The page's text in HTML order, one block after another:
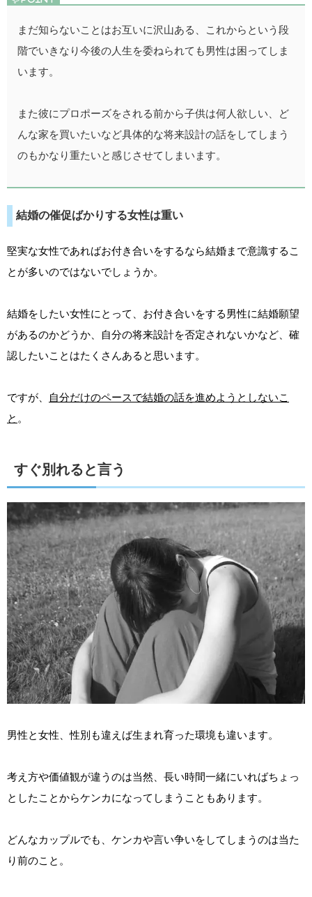
まだ知らないことはお互いに沢山ある、これからという段
階でいきなり今後の人生を委ねられても男性は困ってしま
います。
また彼にプロポーズをされる前から子供は何人欲しい、ど
んな家を買いたいなど具体的な将来設計の話をしてしまう
のもかなり重たいと感じさせてしまいます。
結婚の催促ばかりする女性は重い
堅実な女性であればお付き合いをするなら結婚まで意識するこ
とが多いのではないでしょうか。
結婚をしたい女性にとって、お付き合いをする男性に結婚願望
があるのかどうか、自分の将来設計を否定されないかなど、確
認したいことはたくさんあると思います。
ですが、
自分だけのペースで結婚の話を進めようとしないこ
と 。
すぐ別れると言う
男性と女性、性別も違えば生まれ育った環境も違います。
考え方や価値観が違うのは当然、長い時間一緒にいればちょっ
としたことからケンカになってしまうこともあります。
どんなカップルでも、ケンカや言い争いをしてしまうのは当た
り前のこと。